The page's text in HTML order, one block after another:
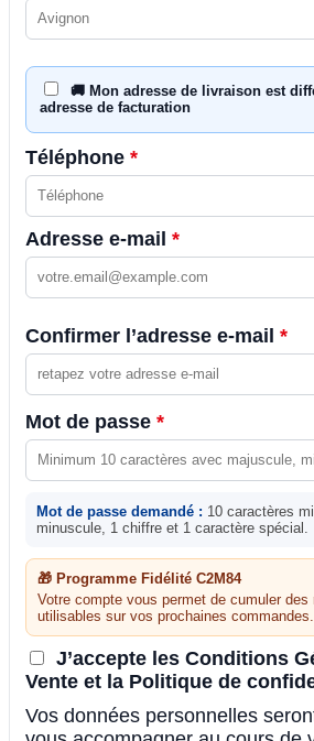
🚚 Mon adresse de livraison est
adresse de facturation
Téléphone *
Adresse e-mail *
Confirmer l’adresse e-mail *
Mot de passe *
Mot de passe demandé : 10 caractères
minuscule, 1 chiffre et 1 caractère spécial.
🎁 Programme Fidélité C2M84
Votre compte vous permet de cumuler
utilisables sur vos prochaines commandes.
J’accepte les Conditions
Vente et la Politique de
Vos données personnelles